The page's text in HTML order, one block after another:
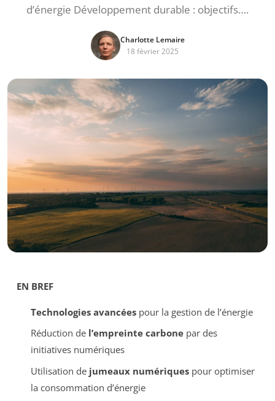
d’énergie Développement durable : objectifs….
Charlotte Lemaire
18 février 2025
EN BREF
Technologies avancéespour la gestion de l’énergie
Réduction de l’empreinte carbonepar des
initiatives numériques
Utilisation de jumeaux numériquespour optimiser
la consommation d’énergie